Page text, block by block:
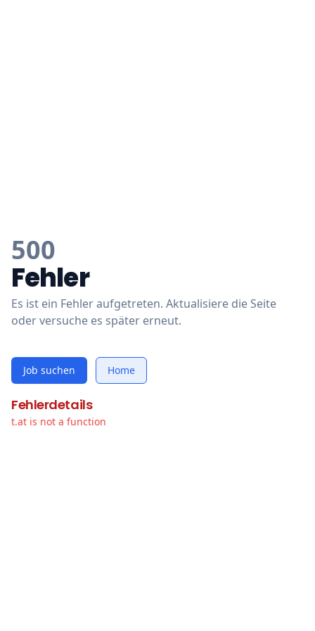
500
Fehler
Es ist ein Fehler aufgetreten. Aktualisiere die Seite
oder versuche es später erneut.
Job suchen Home
Fehlerdetails
t.at is not a function